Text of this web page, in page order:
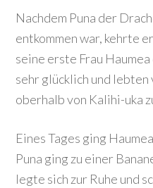
Nachdem Puna der
entkommen war, kehrte
seine erste Frau
sehr glücklich und
oberhalb von Kalihi-uka
Eines Tages ging
Puna ging zu einer
legte sich zur Ruhe und